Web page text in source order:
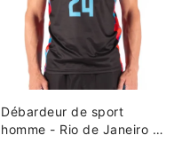
Débardeur de sport
homme - Rio de Janeiro -